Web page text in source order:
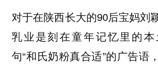
对于在陕西长大的90后宝妈刘
乳业是刻在童年记忆里的
句“和氏奶粉真合适”的广告语